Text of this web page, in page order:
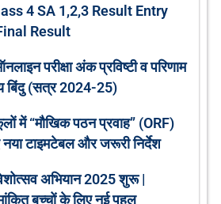
4 SA 1,2,3 Result Entry
Result
परीक्षा अंक प्रविष्टी व परिणाम
बिंदु (सत्र 2024-25)
में “मौखिक पठन प्रवाह” (ORF)
टाइमटेबल और जरूरी निर्देश
अभियान 2025 शुरू |
बच्चों के लिए नई पहल